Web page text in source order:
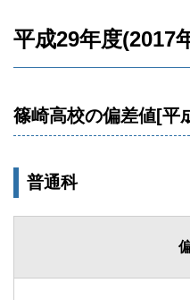
平成29年度(2017
篠崎高校の偏差値[平
普通科